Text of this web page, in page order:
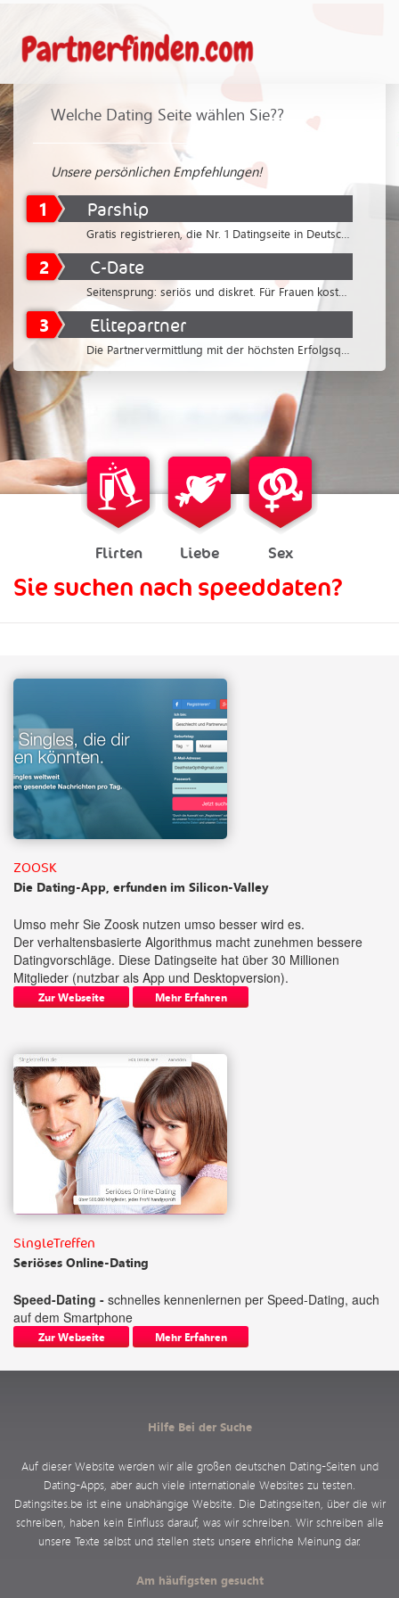
Welche Dating Seite wählen Sie??
Unsere persönlichen Empfehlungen!
1 Parship
2 C-Date
3 Elitepartner
Flirten Liebe Sex
Sie suchen nach speeddaten?
ZOOSK
Die Dating-App, erfunden im Silicon-Valley
Umso mehr Sie Zoosk nutzen umso besser wird es.
Der verhaltensbasierte Algorithmus macht zunehmen bessere
Datingvorschläge. Diese Datingseite hat über 30 Millionen
Mitglieder (nutzbar als App und Desktopversion).
Zur Webseite Mehr Erfahren
SingleTreffen
Seriöses Online-Dating
Speed-Dating - schnelles kennenlernen per Speed-Dating, auch
auf dem Smartphone
Zur Webseite Mehr Erfahren
Hilfe Bei der Suche
Auf dieser Website werden wir alle großen deutschen Dating-Seiten und
Dating-Apps, aber auch viele internationale Websites zu testen.
Datingsites.be ist eine unabhängige Website. Die Datingseiten, über die wir
schreiben, haben kein Einfluss darauf, was wir schreiben. Wir schreiben alle
unsere Texte selbst und stellen stets unsere ehrliche Meinung dar.
Am häufigsten gesucht